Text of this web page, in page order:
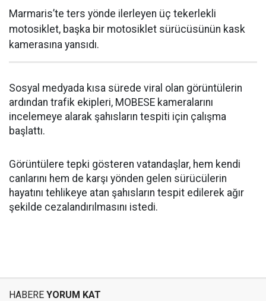
Marmaris’te ters yönde ilerleyen üç tekerlekli
motosiklet, başka bir motosiklet sürücüsünün kask
kamerasına yansıdı.
Sosyal medyada kısa sürede viral olan görüntülerin
ardından trafik ekipleri, MOBESE kameralarını
incelemeye alarak şahısların tespiti için çalışma
başlattı.
Görüntülere tepki gösteren vatandaşlar, hem kendi
canlarını hem de karşı yönden gelen sürücülerin
hayatını tehlikeye atan şahısların tespit edilerek ağır
şekilde cezalandırılmasını istedi.
HABERE YORUM KAT